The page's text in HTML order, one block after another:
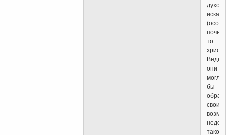
то
Ведь
они
могли
бы
свои
такому